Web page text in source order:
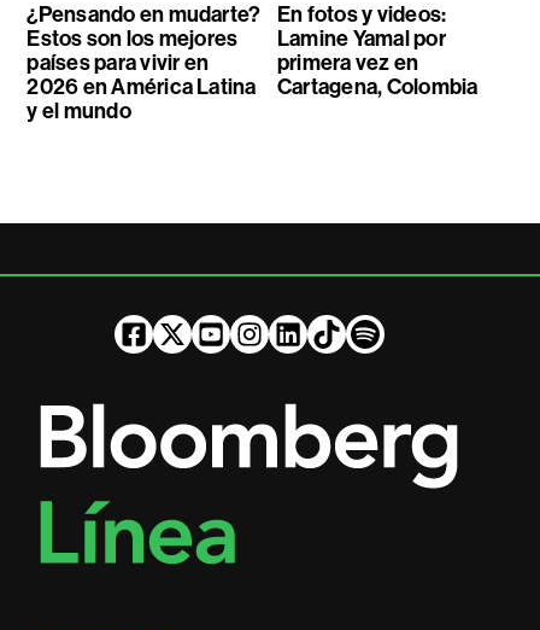
¿Pensando en mudarte?
Estos son los mejores
países para vivir en
2026 en América Latina
y el mundo
En fotos y videos:
Lamine Yamal por
primera vez en
Cartagena, Colombia